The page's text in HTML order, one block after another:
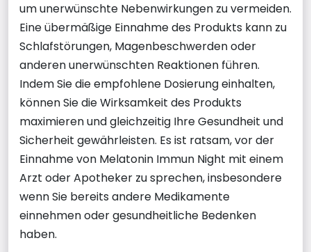
um unerwünschte Nebenwirkungen zu vermeiden.
Eine übermäßige Einnahme des Produkts kann zu
Schlafstörungen, Magenbeschwerden oder
anderen unerwünschten Reaktionen führen.
Indem Sie die empfohlene Dosierung einhalten,
können Sie die Wirksamkeit des Produkts
maximieren und gleichzeitig Ihre Gesundheit und
Sicherheit gewährleisten. Es ist ratsam, vor der
Einnahme von Melatonin Immun Night mit einem
Arzt oder Apotheker zu sprechen, insbesondere
wenn Sie bereits andere Medikamente
einnehmen oder gesundheitliche Bedenken
haben.